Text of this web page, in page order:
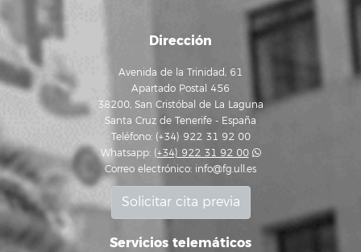
Dirección
Avenida de la Trinidad, 61
Apartado Postal 456
38200, San Cristóbal de La Laguna
Santa Cruz de Tenerife - España
Teléfono: (+34) 922 31 92 00
Whatsapp: (+34) 922 31 92 00
Correo electrónico: info@fg.ull.es
Solicitar cita previa
Servicios telemáticos